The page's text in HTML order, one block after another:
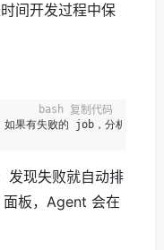
间开发过程中保
复制代码
发现失败就自动排
板，Agent 会在